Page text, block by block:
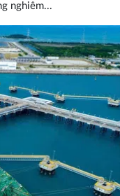
nghiêm...